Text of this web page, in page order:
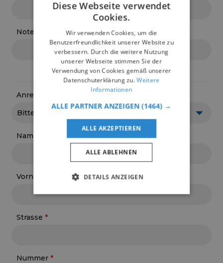
Note Mathematik
Daten Elternteil
Anrede
Name
Vorname
Strasse
Nummer
Diese Webseite verwendet
Cookies.
Wir verwenden Cookies, um die
Benutzerfreundlichkeit unserer Website zu
verbessern. Durch die weitere Nutzung
unserer Webseite stimmen Sie der
Verwendung von Cookies gemäß unserer
Datenschuterklärung zu.Weitere
Informationen
ALLE PARTNER ANZEIGEN(1464) →
ALLE AKZEPTIEREN
ALLE ABLEHNEN
DETAILS ANZEIGEN